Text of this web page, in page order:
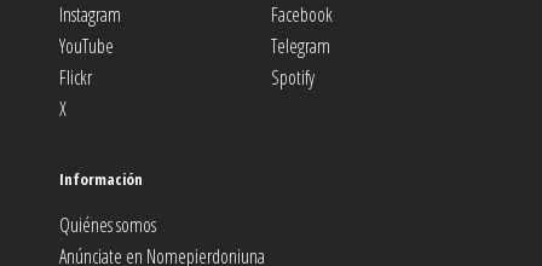
Instagram
Facebook
YouTube
Telegram
Flickr
Spotify
X
Información
Quiénes somos
Anúnciate en Nomepierdoniuna